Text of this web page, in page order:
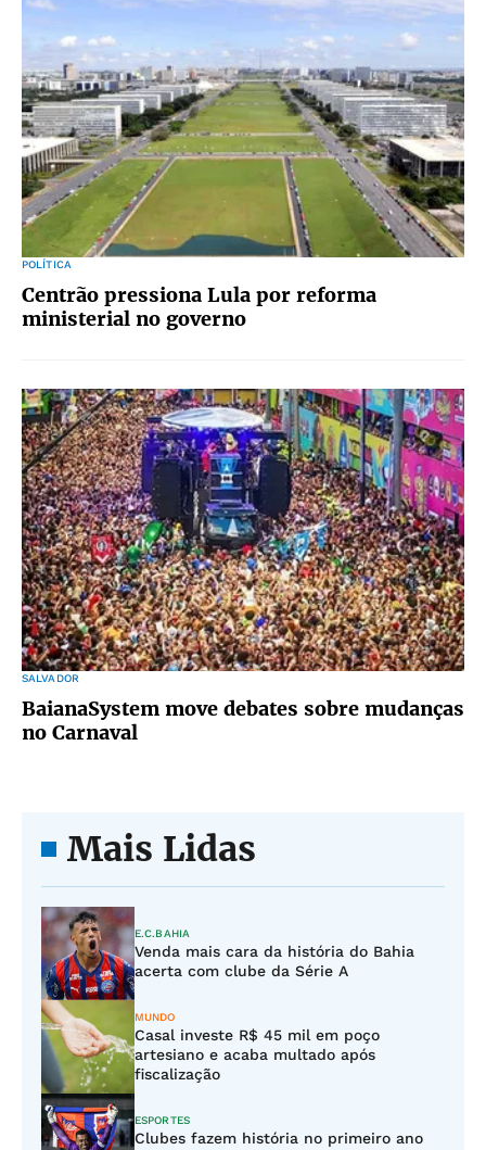
POLÍTICA
Centrão pressiona Lula por reforma
ministerial no governo
SALVADOR
BaianaSystem move debates sobre mudanças
no Carnaval
Mais Lidas
E.C.BAHIA
Venda mais cara da história do Bahia
acerta com clube da Série A
MUNDO
Casal investe R$ 45 mil em poço
artesiano e acaba multado após
fiscalização
ESPORTES
Clubes fazem história no primeiro ano